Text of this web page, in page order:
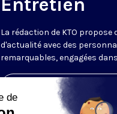
La rédaction de KTO propose
d'actualité avec des
remarquables, engagées
Visiter la page de